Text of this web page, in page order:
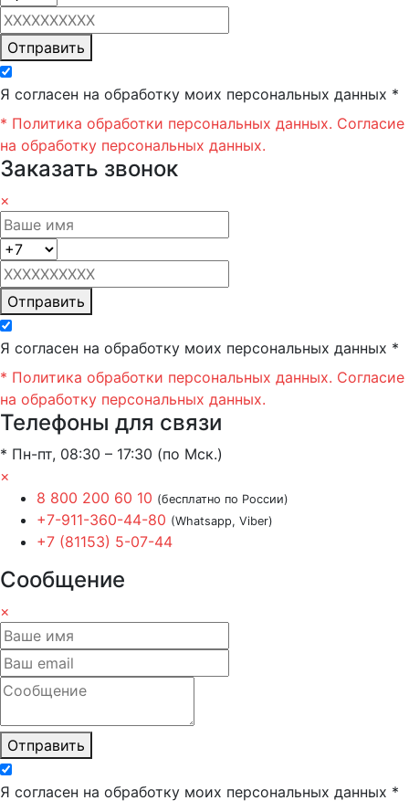
Отправить
Я согласен на обработку моих персональных данных *
* Политика обработки персональных данных. Согласие
на обработку персональных данных.
Заказать звонок
×
Отправить
Я согласен на обработку моих персональных данных *
* Политика обработки персональных данных. Согласие
на обработку персональных данных.
Телефоны для связи
* Пн-пт, 08:30 – 17:30 (по Мск.)
×
8 800 200 60 10 (бесплатно по России)
+7-911-360-44-80 (Whatsapp, Viber)
+7 (81153) 5-07-44
Сообщение
×
Отправить
Я согласен на обработку моих персональных данных *